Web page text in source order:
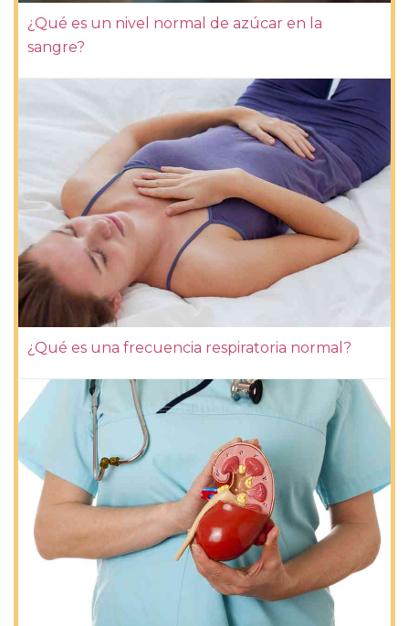
¿Qué es un nivel normal de azúcar en la
sangre?
¿Qué es una frecuencia respiratoria normal?